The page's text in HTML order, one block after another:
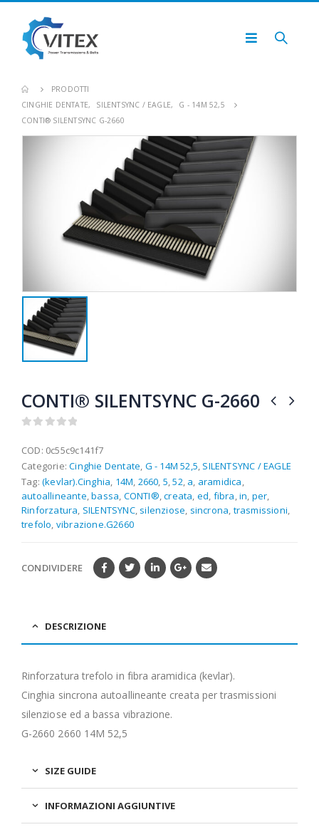
PRODOTTI
CINGHIE DENTATE, SILENTSYNC / EAGLE,
G - 14M 52,5
CONTI® SILENTSYNC G-2660
CONTI® SILENTSYNC G-2660
COD: 0c55c9c141f7
Categorie:Cinghie Dentate G - 14M 52,5 SILENTSYNC / EAGLE
Tag: (kevlar).Cinghia 14M 2660 5 ,52 a aramidica
autoallineante ,bassa CONTI® ,creata ed fibra ,in per
Rinforzatura SILENTSYNC, silenziose sincrona trasmissioni
trefolo vibrazione.G2660
CONDIVIDERE
DESCRIZIONE
Rinforzatura trefolo in fibra aramidica (kevlar).
Cinghia sincrona autoallineante creata per trasmissioni
silenziose ed a bassa vibrazione.
G-2660 2660 14M 52,5
SIZE GUIDE
INFORMAZIONI AGGIUNTIVE